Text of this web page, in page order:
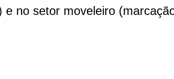
no setor moveleiro